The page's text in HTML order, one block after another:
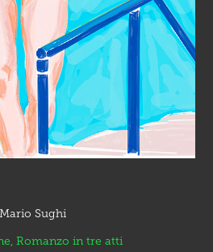
Mario Sughi
Romanzo in tre atti